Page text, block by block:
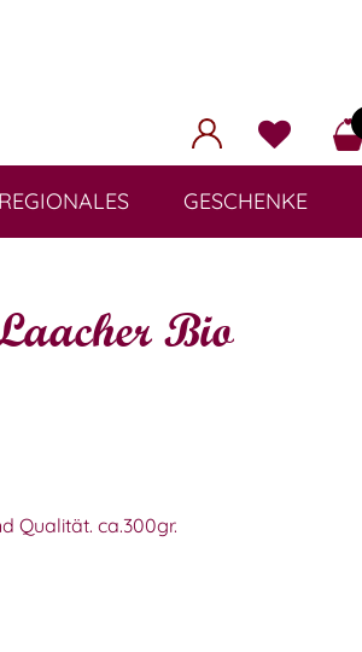
GESCHENKE
Bio
Qualität. ca.300gr.